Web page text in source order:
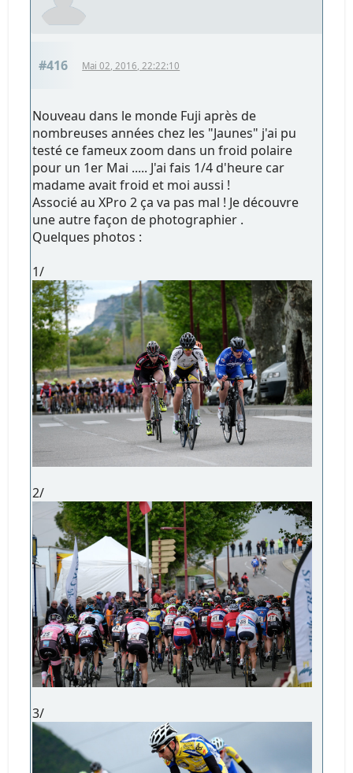
#416 Mai 02, 2016, 22:22:10
Nouveau dans le monde Fuji après de
nombreuses années chez les "Jaunes" j'ai pu
testé ce fameux zoom dans un froid polaire
pour un 1er Mai ..... J'ai fais 1/4 d'heure car
madame avait froid et moi aussi !
Associé au XPro 2 ça va pas mal ! Je découvre
une autre façon de photographier .
Quelques photos :
1/
2/
3/